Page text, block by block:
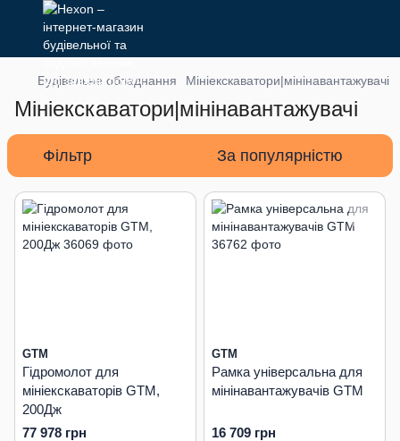
Будівельне обладнання Мініекскаватори|мінінавантажувачі
Мініекскаватори|мінінавантажувачі
Фільтр За популярністю
GTM
Гідромолот для
мініекскаваторів GTM,
200Дж
77 978 грн
GTM
Рамка універсальна для
мінінавантажувачів GTM
16 709 грн